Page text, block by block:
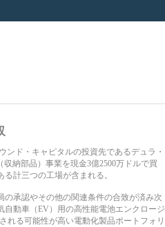
ド・キャピタルの投資先であるデュラ・
納部品）事業を現金3億2500万ドルで買
計三つの工場が含まれる。
承認やその他の関連条件の合致が済み次
自動車（EV）用の高性能電池エンクロージ
れる可能性が高い電動化製品ポートフォリ